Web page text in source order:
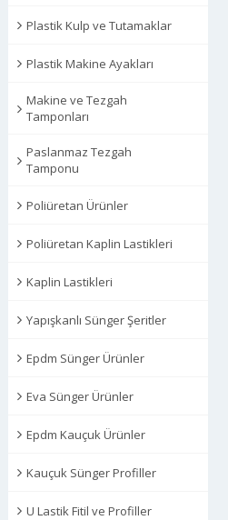
Plastik Kulp ve Tutamaklar
Plastik Makine Ayakları
Makine ve Tezgah
Tamponları
Paslanmaz Tezgah
Tamponu
Poliüretan Ürünler
Poliüretan Kaplin Lastikleri
Kaplin Lastikleri
Yapışkanlı Sünger Şeritler
Epdm Sünger Ürünler
Eva Sünger Ürünler
Epdm Kauçuk Ürünler
Kauçuk Sünger Profiller
U Lastik Fitil ve Profiller